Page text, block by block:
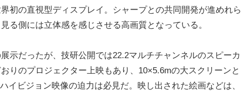
初の直視型ディスプレイ。シャープとの共同開発が進めれら
る側には立体感を感じさせる高画質となっている。
示だったが、技研公開では22.2マルチチャンネルのスピーカ
りのプロジェクター上映もあり、10×5.6mの大スクリーンと
イビジョン映像の迫力は必見だ。映し出された絵画などは、